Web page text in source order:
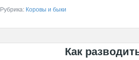
Рубрика: Коровы и быки
Как